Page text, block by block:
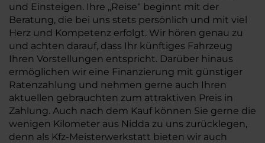
und Einsteigen. Ihre „Reise“ beginnt mit der
Beratung, die bei uns stets persönlich und mit viel
Herz und Kompetenz erfolgt. Wir hören genau zu
und achten darauf, dass Ihr künftiges Fahrzeug
Ihren Vorstellungen entspricht. Darüber hinaus
ermöglichen wir eine Finanzierung mit günstiger
Ratenzahlung und nehmen gerne auch Ihren
aktuellen gebrauchten zum attraktiven Preis in
Zahlung. Auch nach dem Kauf können Sie gerne die
wenigen Kilometer aus Nidda zu uns zurücklegen,
denn als Kfz-Meisterwerkstatt bieten wir auch